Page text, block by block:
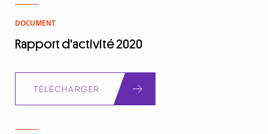
DOCUMENT
Rapport d'activité 2020
TÉLÉCHARGER